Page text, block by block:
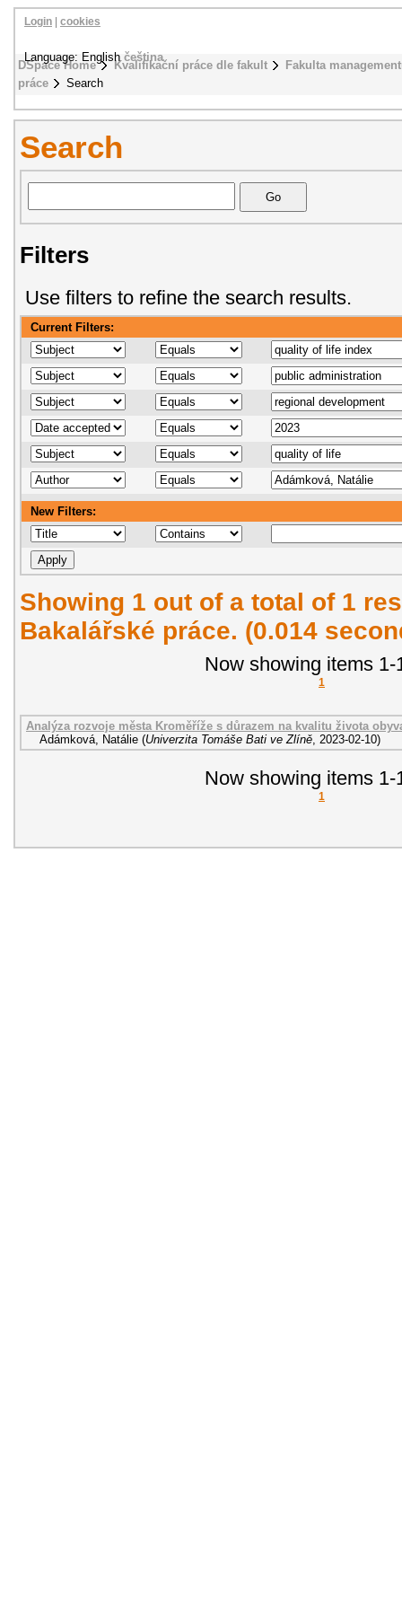
DSpace Home Kvalifikační práce dle fakult
Fakulta
práce
Search
Login cookies
Language: Englishčeština
Search
Filters
Use filters to refine the search results.
Current Filters:
New Filters:
Showing 1 out of a total of 1
Bakalářské práce. (0.014
Now showing items 1-
1
Analýza rozvoje města Kroměříže s důrazem na kvalitu života
Adámková, Natálie (Univerzita Tomáše Bati ve Zlíně, 2023-02-10)
Now showing items 1-
1